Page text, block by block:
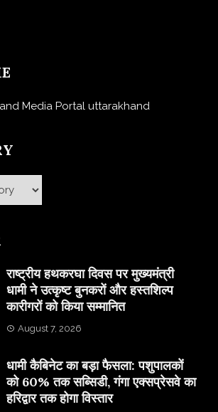
Media Portal uttarakhand
राष्ट्रीय हथकरघा दिवस पर मुख्यमंत्री
धामी ने उत्कृष्ट बुनकरों और हस्तशिल्प
कारीगरों को किया सम्मानित
August 7, 2026
​धामी कैबिनेट का बड़ा फैसला: पशुपालकों
को 60% तक सब्सिडी, गंगा एक्सप्रेसवे का
हरिद्वार तक होगा विस्तार